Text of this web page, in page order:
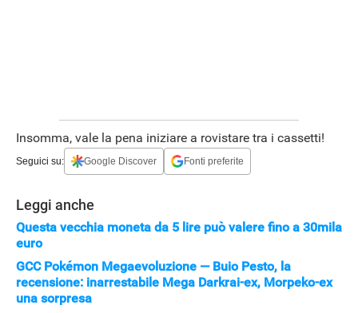
Insomma, vale la pena iniziare a rovistare tra i cassetti!
Seguici su: Google Discover Fonti preferite
Leggi anche
Questa vecchia moneta da 5 lire può valere fino a 30mila
euro
GCC Pokémon Megaevoluzione — Buio Pesto, la
recensione: inarrestabile Mega Darkrai-ex, Morpeko-ex
una sorpresa